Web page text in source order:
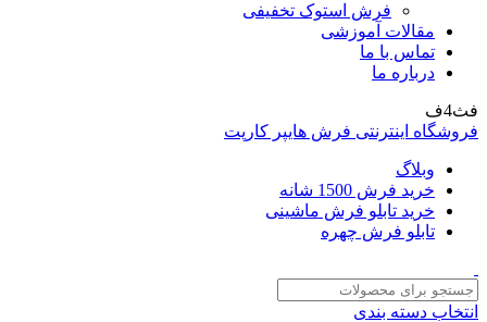
فرش استوک تخفیفی
مقالات آموزشی
تماس با ما
درباره ما
فث4ف
فروشگاه اینترنتی فرش هایپر کارپت
وبلاگ
خرید فرش 1500 شانه
خرید تابلو فرش ماشینی
تابلو فرش چهره
انتخاب دسته بندی